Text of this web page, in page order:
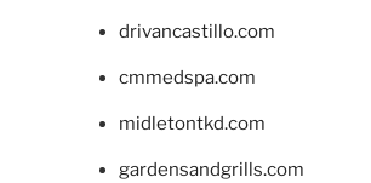
drivancastillo.com
cmmedspa.com
midletontkd.com
gardensandgrills.com